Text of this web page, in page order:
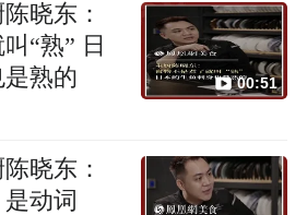
晓东：
“熟” 日
熟的
00:51
晓东：
动词